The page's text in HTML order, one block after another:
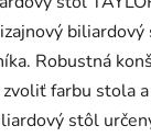
Robustná
farbu stola
stôl